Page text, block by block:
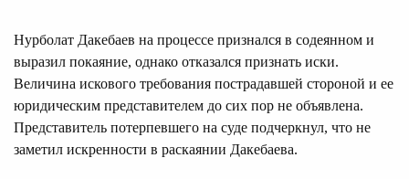
Нурболат Дакебаев на процессе признался в содеянном и
выразил покаяние, однако отказался признать иски.
Величина искового требования пострадавшей стороной и ее
юридическим представителем до сих пор не объявлена.
Представитель потерпевшего на суде подчеркнул, что не
заметил искренности в раскаянии Дакебаева.